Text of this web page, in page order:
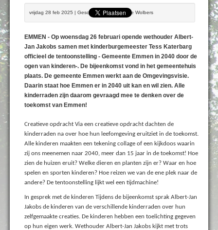
vrijdag 28 feb 2025 | Geschreven door Bennie Wolbers
EMMEN - Op woensdag 26 februari opende wethouder Albert-
Jan Jakobs samen met kinderburgemeester Tess Katerbarg
officieel de tentoonstelling - Gemeente Emmen in 2040 door de
ogen van kinderen-. De bijeenkomst vond in het gemeentehuis
plaats. De gemeente Emmen werkt aan de Omgevingsvisie.
Daarin staat hoe Emmen er in 2040 uit kan en wil zien. Alle
kinderraden zijn daarom gevraagd mee te denken over de
toekomst van Emmen!
Creatieve opdracht Via een creatieve opdracht dachten de
kinderraden na over hoe hun leefomgeving eruitziet in de toekomst.
Alle kinderen maakten een tekening collage of een kijkdoos waarin
zij ons meenemen naar 2040, meer dan 15 jaar in de toekomst! Hoe
zien de huizen eruit? Welke dieren en planten zijn er? Waar en hoe
spelen en sporten kinderen? Hoe reizen we van de ene plek naar de
andere? De tentoonstelling lijkt wel een tijdmachine!
In gesprek met de kinderen Tijdens de bijeenkomst sprak Albert-Jan
Jakobs de kinderen van de verschillende kinderraden over hun
zelfgemaakte creaties. De kinderen hebben een toelichting gegeven
op hun eigen werk. Wethouder Albert-Jan Jakobs kijkt met trots